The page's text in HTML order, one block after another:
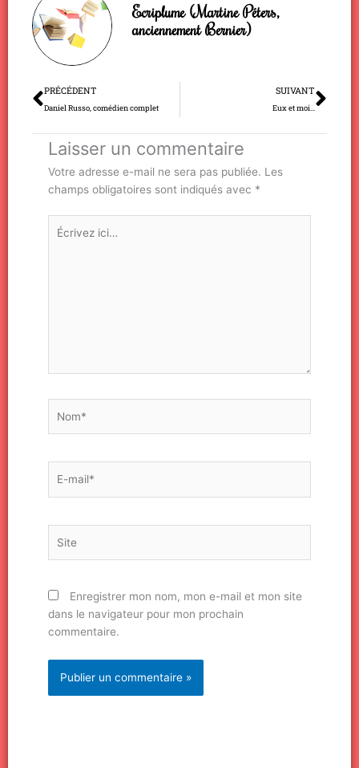
Ecriplume (Martine Péters,
anciennement Bernier)
Précédent
PRÉCÉDENT
Daniel Russo, comédien complet
SUIVANT
Eux et moi…
Laisser un commentaire
Votre adresse e-mail ne sera pas publiée. Les
champs obligatoires sont indiqués avec *
Écrivez
ici…
mail*
Enregistrer mon nom, mon e-mail et mon site
dans le navigateur pour mon prochain
commentaire.